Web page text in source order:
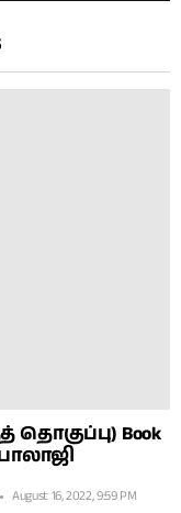
Book
August 16, 2022, 9:59 PM